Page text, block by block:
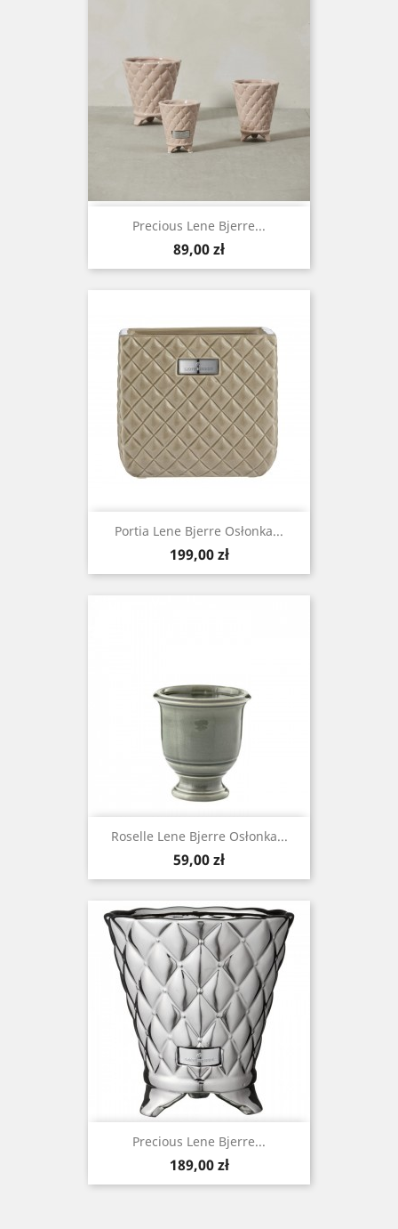
Precious Lene Bjerre...
Cena
89,00 zł
Portia Lene Bjerre Osłonka...
Cena
199,00 zł
Roselle Lene Bjerre Osłonka...
Cena
59,00 zł
Precious Lene Bjerre...
Cena
189,00 zł